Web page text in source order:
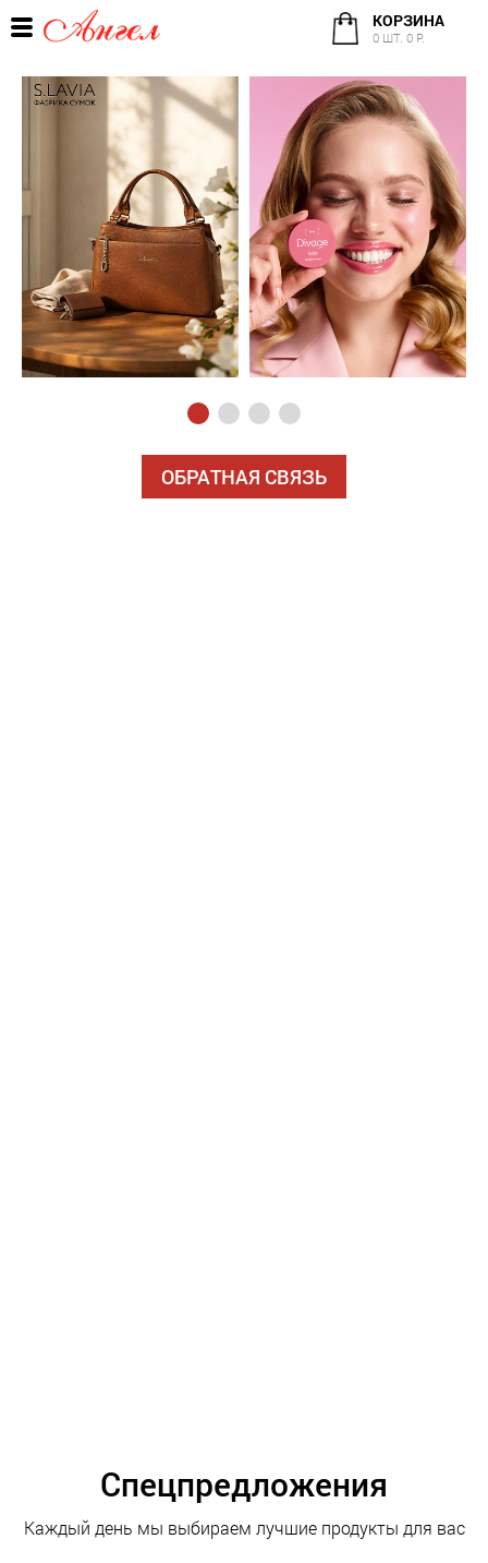
КОРЗИНА
0 ШТ. 0 Р.
ОБРАТНАЯ СВЯЗЬ
Спецпредложения
Каждый день мы выбираем лучшие продукты для вас